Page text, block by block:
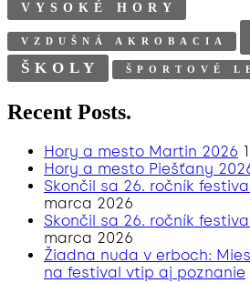
VYSOKÉ HORY
VZDUŠNÁ AKROBACIA
ŠKOLY ŠPORTOVÉ
Recent Posts.
Hory a mesto Martin 2026
Hory a mesto Piešťany
Skončil sa 26. ročník
marca 2026
Skončil sa 26. ročník
marca 2026
Žiadna nuda v erboch:
na festival vtip aj poznanie